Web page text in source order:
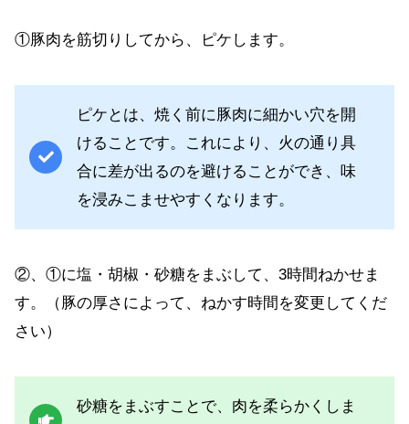
①豚肉を筋切りしてから、ピケします。
ピケとは、焼く前に豚肉に細かい穴を開
けることです。これにより、火の通り具
合に差が出るのを避けることができ、味
を浸みこませやすくなります。
②、①に塩・胡椒・砂糖をまぶして、3時間ねかせま
す。（豚の厚さによって、ねかす時間を変更してくだ
さい）
砂糖をまぶすことで、肉を柔らかくしま